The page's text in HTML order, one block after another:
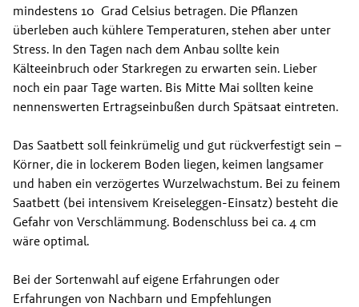
mindestens 10  Grad Celsius betragen. Die Pflanzen
überleben auch kühlere Temperaturen, stehen aber unter
Stress. In den Tagen nach dem Anbau sollte kein
Kälteeinbruch oder Starkregen zu erwarten sein. Lieber
noch ein paar Tage warten. Bis Mitte Mai sollten keine
nennenswerten Ertragseinbußen durch Spätsaat eintreten.
Das Saatbett soll feinkrümelig und gut rückverfestigt sein –
Körner, die in lockerem Boden liegen, keimen langsamer
und haben ein verzögertes Wurzelwachstum. Bei zu feinem
Saatbett (bei intensivem Kreiseleggen-Einsatz) besteht die
Gefahr von Verschlämmung. Bodenschluss bei ca. 4 cm
wäre optimal.
Bei der Sortenwahl auf eigene Erfahrungen oder
Erfahrungen von Nachbarn und Empfehlungen